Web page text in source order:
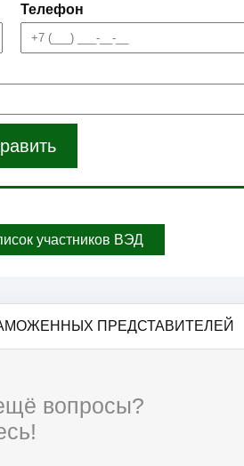
Телефон
участников ВЭД
ПРЕДСТАВИТЕЛЕЙ
вопросы?